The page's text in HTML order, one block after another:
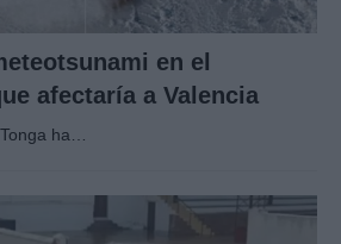
en el
afectaría a Valencia
ha…